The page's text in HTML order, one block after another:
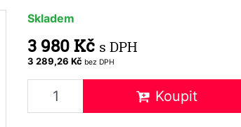
Skladem
3 980 Kč s DPH
3 289,26 Kč bez DPH
Koupit